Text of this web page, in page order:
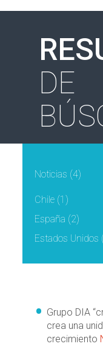
DE
Noticias (4)
Chile (1)
España (2)
Estados Unidos
Grupo DIA
crea una
crecimiento